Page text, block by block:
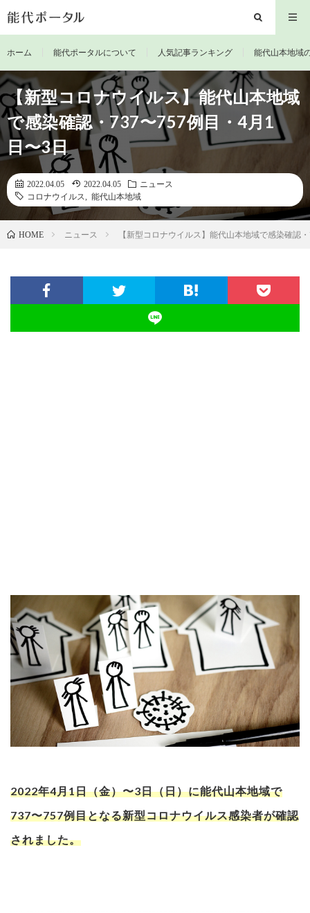
ホーム 能代ポータルについて 人気記事ランキング 能代山本地域
【新型コロナウイルス】能代山本地域
で感染確認・737〜757例目・4月1
日〜3日
2022.04.05 2022.04.05
ニュース
コロナウイルス
能代山本地域
HOME ニュース 【新型コロナウイルス】能代山本地域で感染確認
2022年4月1日（金）〜3日（日）に能代山本地域で
737〜757例目となる新型コロナウイルス感染者が確認
されました。